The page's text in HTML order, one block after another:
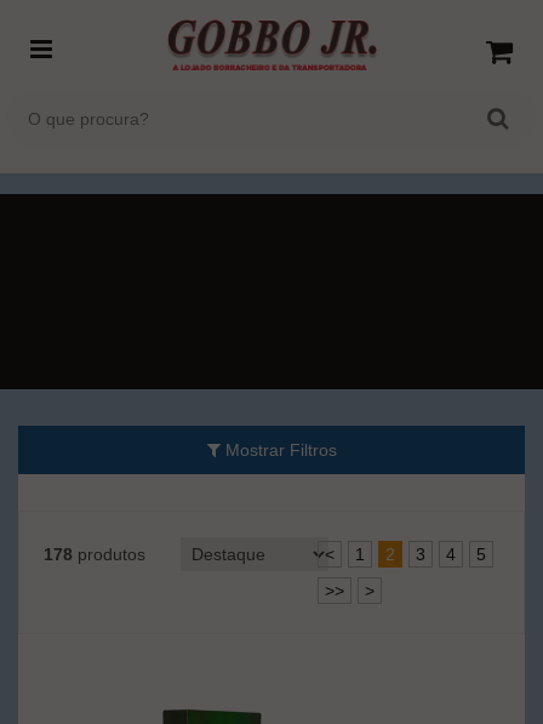
Mostrar Filtros
178 produtos < 1 2 3 4
5
>>
>